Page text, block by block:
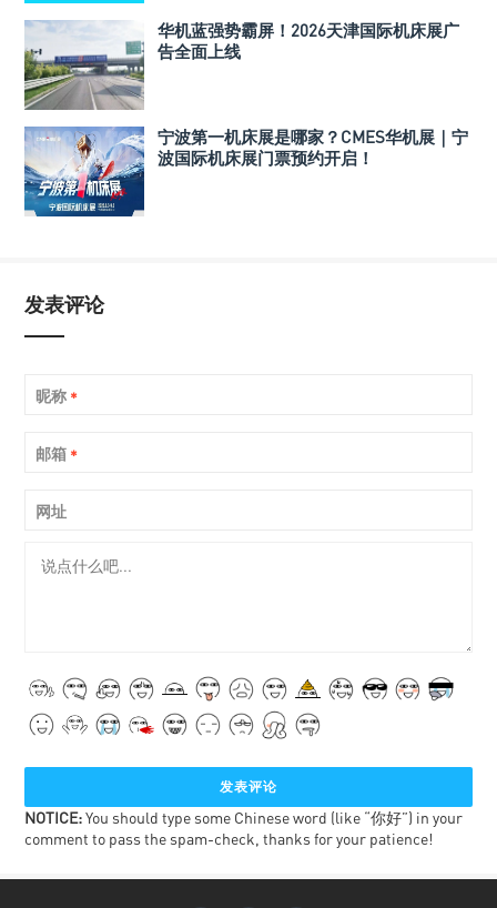
华机蓝强势霸屏！2026天津国际机床展广
告全面上线
宁波第一机床展是哪家？CMES华机展｜宁
波国际机床展门票预约开启！
发表评论
昵称 *
邮箱 *
网址
NOTICE:You should type some Chinese word (like “你好”) in your
comment to pass the spam-check, thanks for your patience!